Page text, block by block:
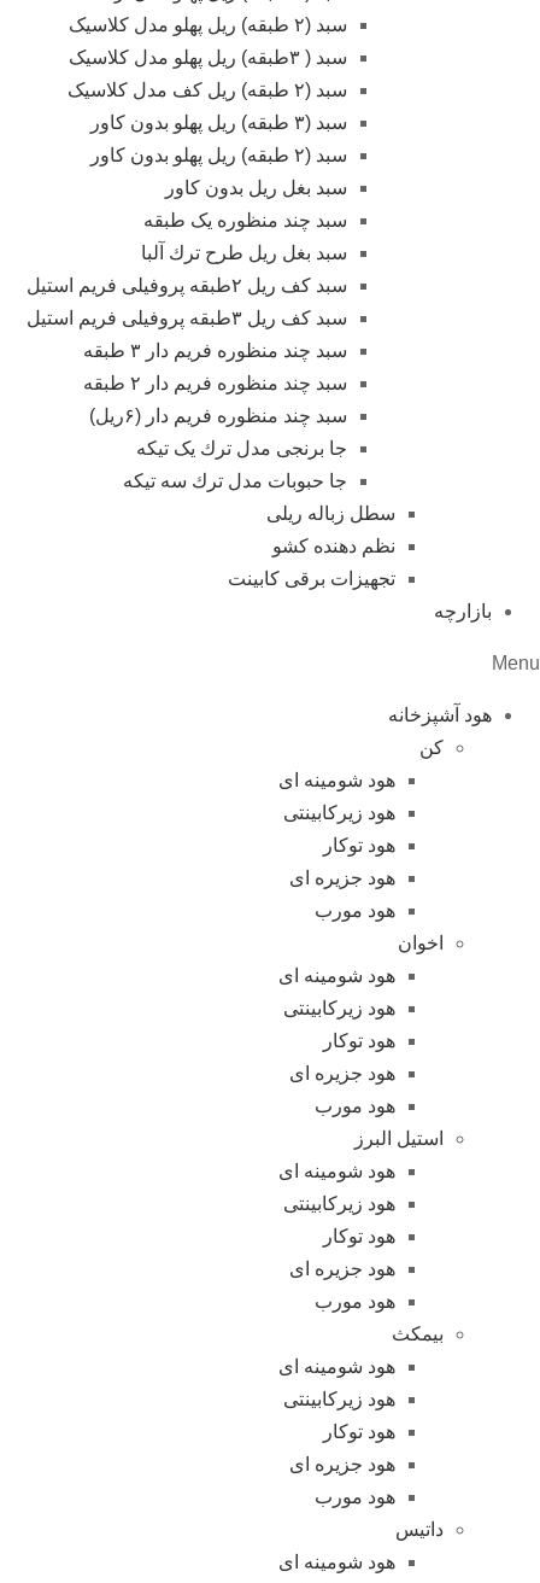
سبد (۲ طبقه) ریل پهلو مدل کلاسیک
سبد ( ۳طبقه) ریل پهلو مدل کلاسیک
سبد (۲ طبقه) ریل کف مدل کلاسیک
سبد (۳ طبقه) ریل پهلو بدون کاور
سبد (۲ طبقه) ریل پهلو بدون کاور
سبد بغل ریل بدون کاور
سبد چند منظوره یک طبقه
سبد بغل ریل طرح ترك آلبا
سبد کف ریل ۲طبقه پروفیلی فریم استیل
سبد کف ریل ۳طبقه پروفیلی فریم استیل
سبد چند منظوره فریم دار ۳ طبقه
سبد چند منظوره فریم دار ۲ طبقه
سبد چند منظوره فریم دار (۶ریل)
جا برنجی مدل ترك یک تیکه
جا حبوبات مدل ترك سه تیکه
سطل زباله ریلی
نظم دهنده کشو
تجهیزات برقی کابینت
بازارچه
Menu
هود آشپزخانه
کن
هود شومینه ای
هود زیرکابینتی
هود توکار
هود جزیره ای
هود مورب
اخوان
هود شومینه ای
هود زیرکابینتی
هود توکار
هود جزیره ای
هود مورب
استیل البرز
هود شومینه ای
هود زیرکابینتی
هود توکار
هود جزیره ای
هود مورب
بیمکث
هود شومینه ای
هود زیرکابینتی
هود توکار
هود جزیره ای
هود مورب
داتیس
هود شومینه ای